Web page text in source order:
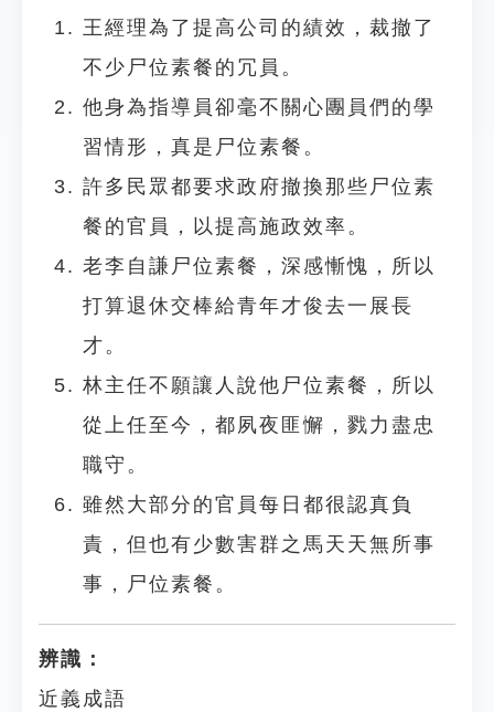
王經理為了提高公司的績效，裁撤了
不少尸位素餐的冗員。
他身為指導員卻毫不關心團員們的學
習情形，真是尸位素餐。
許多民眾都要求政府撤換那些尸位素
餐的官員，以提高施政效率。
老李自謙尸位素餐，深感慚愧，所以
打算退休交棒給青年才俊去一展長
才。
林主任不願讓人說他尸位素餐，所以
從上任至今，都夙夜匪懈，戮力盡忠
職守。
雖然大部分的官員每日都很認真負
責，但也有少數害群之馬天天無所事
事，尸位素餐。
辨識：
近義成語